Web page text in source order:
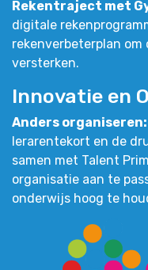
Rekentraject met
digitale
rekenverbeterplan om
versterken.
Innovatie en
Anders organiseren:
lerarentekort en de
samen met Talent
organisatie aan te
onderwijs hoog te